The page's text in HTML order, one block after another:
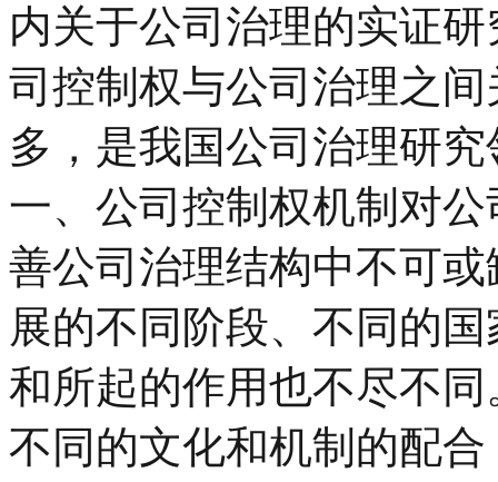
内关于公司治理的实证
司控制权与公司治理之
多，是我国公司治理研
一、公司控制权机制对
善公司治理结构中不可
展的不同阶段、不同的
和所起的作用也不尽不
不同的文化和机制的配